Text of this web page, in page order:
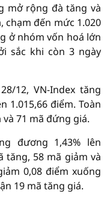
mở rộng đà tăng và
chạm đến mức 1.020
ở nhóm vốn hoá lớn
sắc khi còn 3 ngày
12, VN-Index tăng
1.015,66 điểm. Toàn
71 mã đứng giá.
đương 1,43% lên
tăng, 58 mã giảm và
0,08 điểm xuống
19 mã tăng giá.